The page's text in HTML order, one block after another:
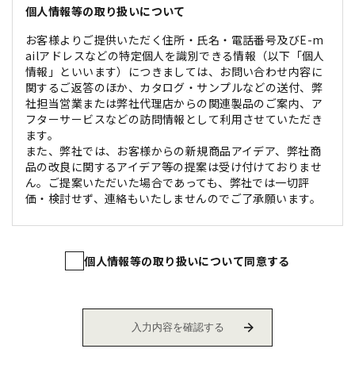
個人情報等の取り扱いについて
お客様よりご提供いただく住所・氏名・電話番号及びE-m
ailアドレスなどの特定個人を識別できる情報（以下「個人
情報」といいます）につきましては、お問い合わせ内容に
関するご返答のほか、カタログ・サンプルなどの送付、弊
社担当営業または弊社代理店からの関連製品のご案内、ア
フターサービスなどの訪問情報として利用させていただき
ます。
また、弊社では、お客様からの新規商品アイデア、弊社商
品の改良に関するアイデア等の提案は受け付けておりませ
ん。ご提案いただいた場合であっても、弊社では一切評
価・検討せず、連絡もいたしませんのでご了承願います。
個人情報等の取り扱いについて同意する